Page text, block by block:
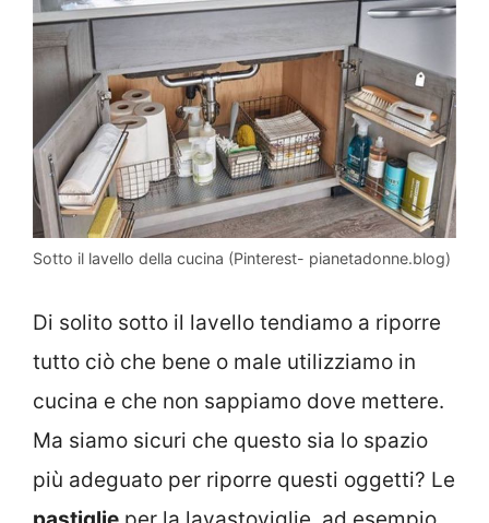
Sotto il lavello della cucina (Pinterest- pianetadonne.blog)
Di solito sotto il lavello tendiamo a riporre
tutto ciò che bene o male utilizziamo in
cucina e che non sappiamo dove mettere.
Ma siamo sicuri che questo sia lo spazio
più adeguato per riporre questi oggetti? Le